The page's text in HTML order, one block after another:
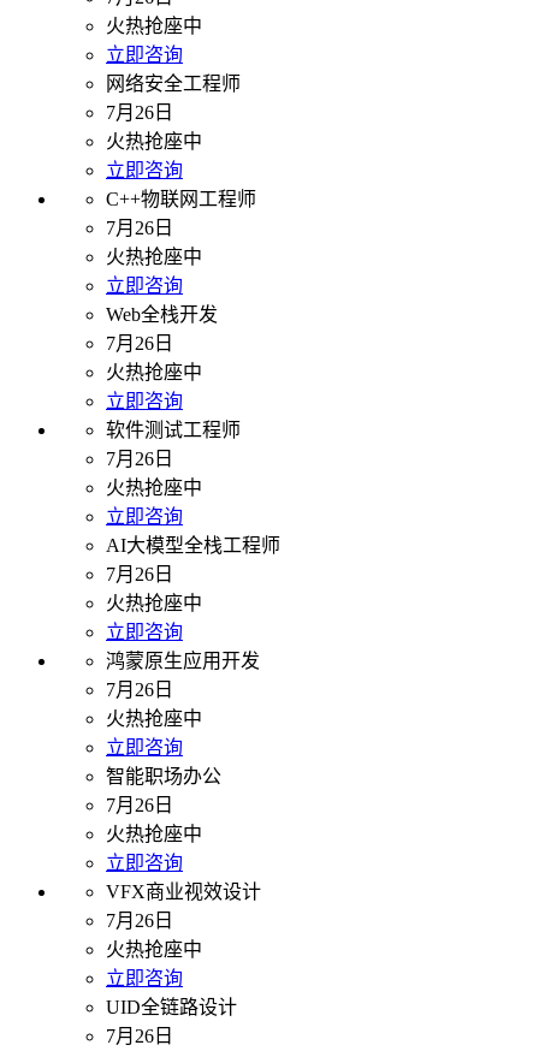
火热抢座中
立即咨询
网络安全工程师
7月26日
火热抢座中
立即咨询
C++物联网工程师
7月26日
火热抢座中
立即咨询
Web全栈开发
7月26日
火热抢座中
立即咨询
软件测试工程师
7月26日
火热抢座中
立即咨询
AI大模型全栈工程师
7月26日
火热抢座中
立即咨询
鸿蒙原生应用开发
7月26日
火热抢座中
立即咨询
智能职场办公
7月26日
火热抢座中
立即咨询
VFX商业视效设计
7月26日
火热抢座中
立即咨询
UID全链路设计
7月26日